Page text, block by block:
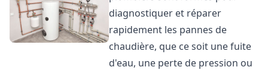
diagnostiquer et réparer
rapidement les pannes de
chaudière, que ce soit une fuite
d'eau, une perte de pression ou